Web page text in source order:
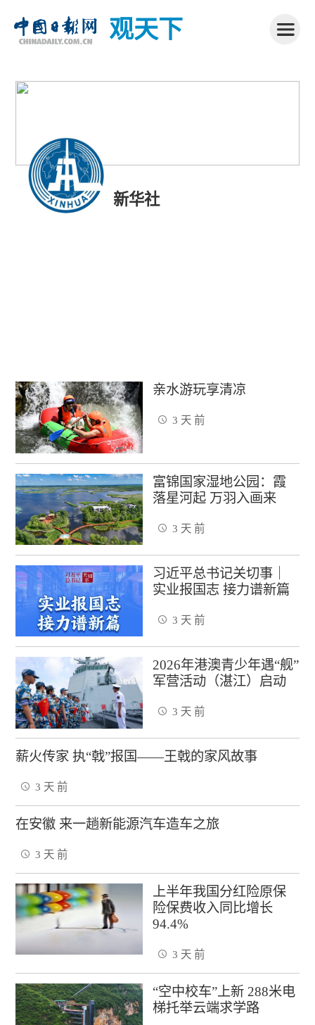
观天下
新华社
亲水游玩享清凉
3 天 前
富锦国家湿地公园：霞
落星河起 万羽入画来
3 天 前
习近平总书记关切事｜
实业报国志 接力谱新篇
3 天 前
2026年港澳青少年遇“舰”
军营活动（湛江）启动
3 天 前
薪火传家 执“戟”报国——王戟的家风故事
3 天 前
在安徽 来一趟新能源汽车造车之旅
3 天 前
上半年我国分红险原保
险保费收入同比增长
94.4%
3 天 前
“空中校车”上新 288米电
梯托举云端求学路